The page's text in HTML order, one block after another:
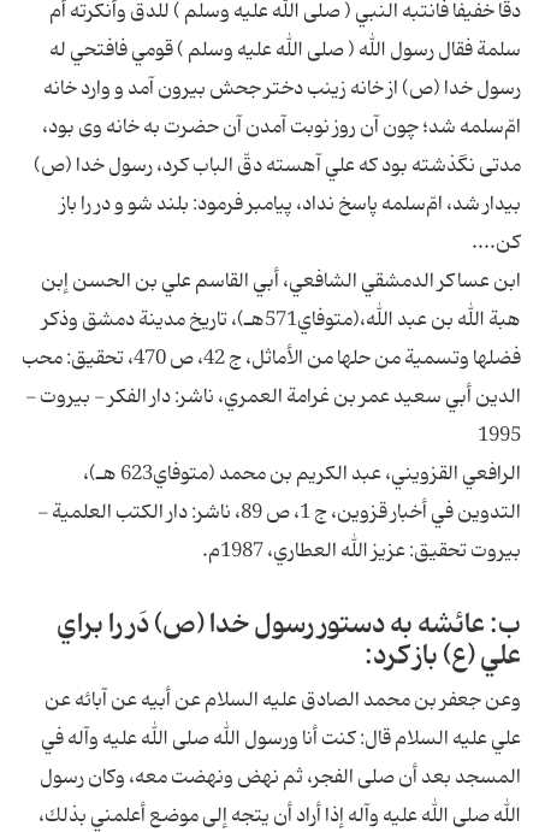
دقا خفيفا فانتبه النبي ( صلى الله عليه وسلم ) للدق وأنكرته أم
سلمة فقال رسول الله ( صلى الله عليه وسلم ) قومي فافتحي له
رسول خدا (ص) از خانه زينب دختر جحش بيرون آمد و وارد خانه
امّ‌سلمه شد؛ چون آن روز نوبت آمدن آن حضرت به خانه وى بود،
مدتى نگذشته بود كه علي آهسته دقّ الباب كرد، رسول خدا (ص)
بيدار شد، امّ‌سلمه پاسخ نداد، پيامبر فرمود: بلند شو و در را باز
كن....
ابن عساكر الدمشقي الشافعي، أبي القاسم علي بن الحسن إبن
هبة الله بن عبد الله،(متوفاي571هـ)، تاريخ مدينة دمشق وذكر
فضلها وتسمية من حلها من الأماثل، ج 42، ص 470، تحقيق: محب
الدين أبي سعيد عمر بن غرامة العمري، ناشر: دار الفكر - بيروت -
1995
الرافعي القزويني، عبد الكريم بن محمد (متوفاي623 هـ)،
التدوين في أخبار قزوين، ج 1، ص 89، ناشر: دار الكتب العلمية -
بيروت تحقيق: عزيز الله العطاري، 1987م.
ب: عائشه به دستور رسول خدا (ص) دَر را براي
علي (ع) باز كرد:
وعن جعفر بن محمد الصادق عليه السلام عن أبيه عن آبائه عن
علي عليه السلام قال: كنت أنا ورسول الله صلى الله عليه وآله في
المسجد بعد أن صلى الفجر، ثم نهض ونهضت معه، وكان رسول
الله صلى الله عليه وآله إذا أراد أن يتجه إلى موضع أعلمني بذلك،